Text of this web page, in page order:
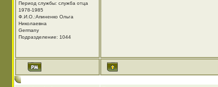
Период службы: служба отца
1978-1985
Ф.И.О.:Апиненко Ольга
Николаевна
Germany
Подразделение: 1044